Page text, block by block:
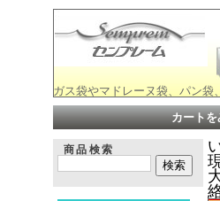
ガス袋やマドレーヌ袋、パン
カートを
商品検索